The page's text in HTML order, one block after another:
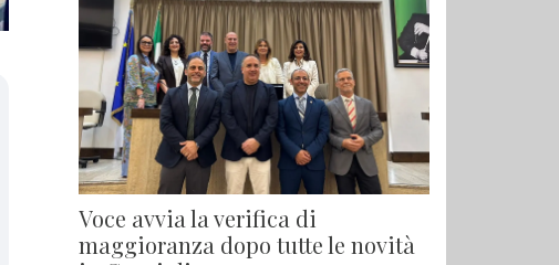
Voce avvia la verifica di
maggioranza dopo tutte le novità